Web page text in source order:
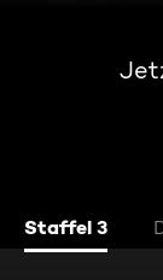
Staffel 3